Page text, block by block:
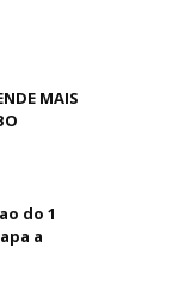
MAIS
do 1
a